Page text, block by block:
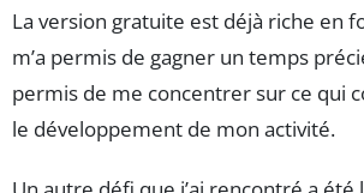
La version gratuite est déjà riche en
m’a permis de gagner un temps
permis de me concentrer sur ce qui
le développement de mon activité.